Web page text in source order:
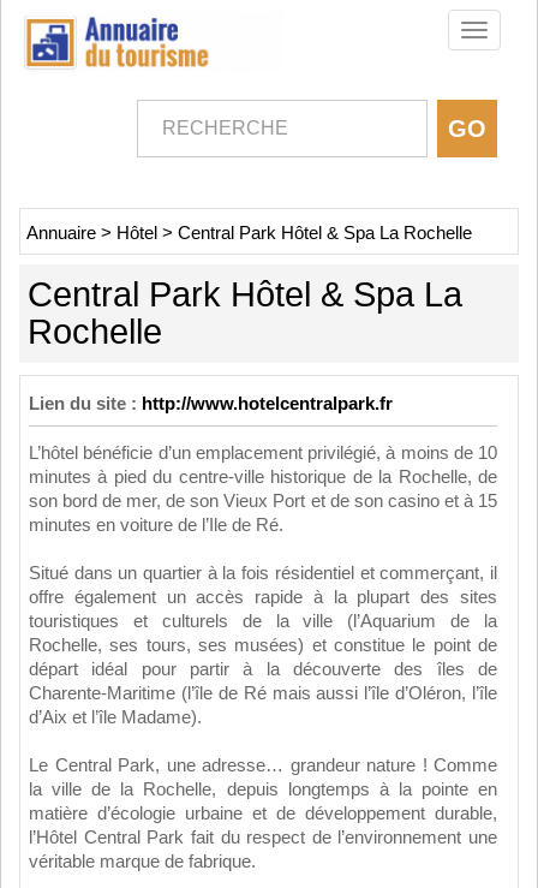
Toggle
Annuaire > Hôtel > Central Park Hôtel & Spa La Rochelle
Central Park Hôtel & Spa La
Rochelle
Lien du site : http://www.hotelcentralpark.fr
L’hôtel bénéficie d’un emplacement privilégié, à moins de 10
minutes à pied du centre-ville historique de la Rochelle, de
son bord de mer, de son Vieux Port et de son casino et à 15
minutes en voiture de l’Ile de Ré.
Situé dans un quartier à la fois résidentiel et commerçant, il
offre également un accès rapide à la plupart des sites
touristiques et culturels de la ville (l’Aquarium de la
Rochelle, ses tours, ses musées) et constitue le point de
départ idéal pour partir à la découverte des îles de
Charente-Maritime (l’île de Ré mais aussi l’île d’Oléron, l’île
d’Aix et l’île Madame).
Le Central Park, une adresse… grandeur nature ! Comme
la ville de la Rochelle, depuis longtemps à la pointe en
matière d’écologie urbaine et de développement durable,
l’Hôtel Central Park fait du respect de l’environnement une
véritable marque de fabrique.